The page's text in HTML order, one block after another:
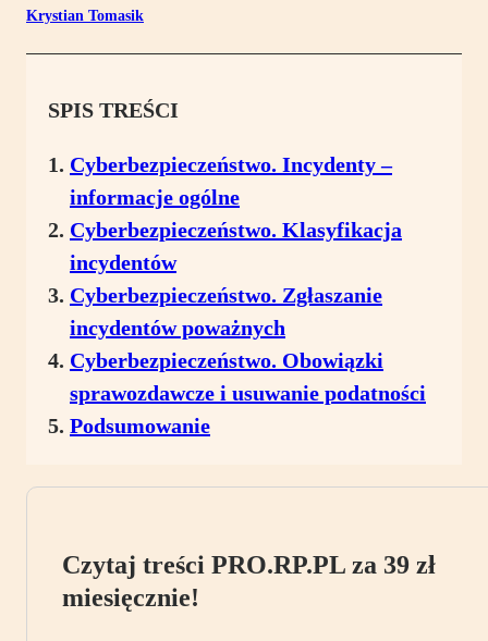
Krystian Tomasik
SPIS TREŚCI
Cyberbezpieczeństwo. Incydenty –
informacje ogólne
Cyberbezpieczeństwo. Klasyfikacja
incydentów
Cyberbezpieczeństwo. Zgłaszanie
incydentów poważnych
Cyberbezpieczeństwo. Obowiązki
sprawozdawcze i usuwanie podatności
Podsumowanie
Czytaj treści PRO.RP.PL za 39 zł
miesięcznie!